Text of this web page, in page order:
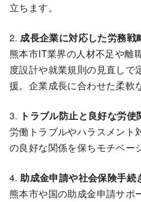
立ちます。
2. 成長企業に対応した労務戦
熊本市IT業界の人材不足や離
度設計や就業規則の見直しで
援。企業成長に合わせた柔軟
3. トラブル防止と良好な労使
労働トラブルやハラスメント
の良好な関係を保ちモチベー
4.助成金申請や社会保険手続
熊本市や国の助成金申請サポ